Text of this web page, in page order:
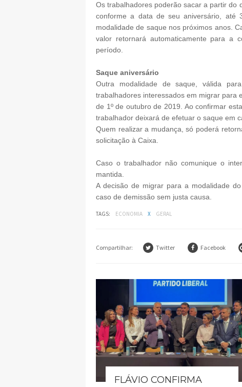
Os trabalhadores poderão sacar a partir do
conforme a data de seu aniversário,
modalidade de saque nos próximos anos.
valor retornará automaticamente para a
período.
Saque aniversário
Outra modalidade de saque, válida
trabalhadores interessados em migrar para
de 1º de outubro de 2019. Ao confirmar
trabalhador deixará de efetuar o saque em
Quem realizar a mudança, só poderá
solicitação à Caixa.
Caso o trabalhador não comunique o
mantida.
A decisão de migrar para a modalidade
caso de demissão sem justa causa.
TAGS: ECONOMIA X GERAL
Compartilhar: Twitter Facebook
FLÁVIO CONFIRMA